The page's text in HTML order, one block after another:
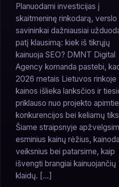
Planuodami investicijas į
skaitmeninę rinkodarą, verslo
savininkai dažniausiai
patį klausimą: kiek iš tikrųjų
kainuoja SEO? DMNT Digital
Agency komanda pastebi,
2026 metais Lietuvos rinkoje
kainos išlieka lanksčios ir
priklauso nuo projekto
konkurencijos bei keliamų
Šiame straipsnyje
esminius kainų rėžius,
veiksnius bei patarsime, kaip
išvengti brangiai kainuojančių
klaidų. […]